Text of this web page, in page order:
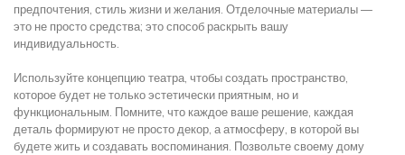
предпочтения, стиль жизни и желания. Отделочные материалы —
это не просто средства; это способ раскрыть вашу
индивидуальность.
Используйте концепцию театра, чтобы создать пространство,
которое будет не только эстетически приятным, но и
функциональным. Помните, что каждое ваше решение, каждая
деталь формируют не просто декор, а атмосферу, в которой вы
будете жить и создавать воспоминания. Позвольте своему дому